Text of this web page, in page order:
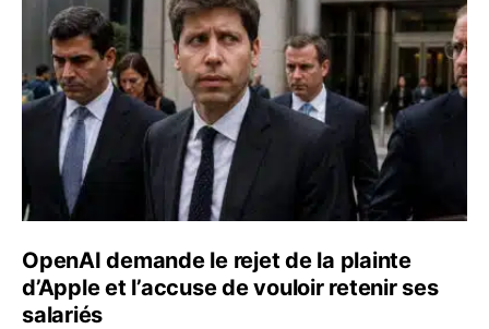
OpenAI demande le rejet de la plainte
d’Apple et l’accuse de vouloir retenir ses
salariés